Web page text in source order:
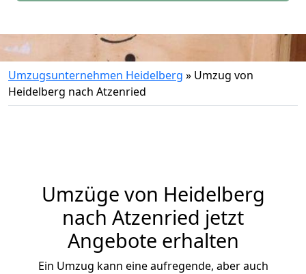
Umzugsunternehmen Heidelberg » Umzug von
Heidelberg nach Atzenried
Umzüge von Heidelberg
nach Atzenried jetzt
Angebote erhalten
Ein Umzug kann eine aufregende, aber auch